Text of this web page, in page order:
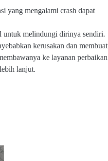
yang mengalami crash dapat
untuk melindungi dirinya sendiri.
kerusakan dan membuat
ke layanan perbaikan
lanjut.